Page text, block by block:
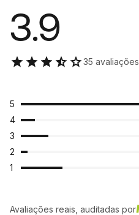
3.9
35 avaliações
5
4
3
2
1
Avaliações reais, auditadas por